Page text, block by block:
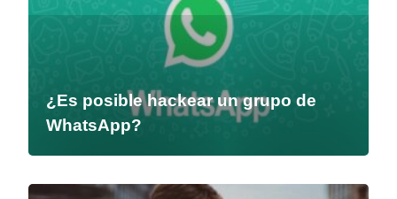
¿Es posible hackear un grupo de
WhatsApp?